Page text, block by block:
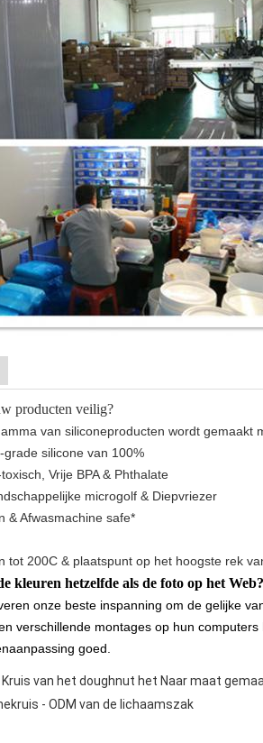
producten veilig?
van siliconeproducten wordt gemaakt
grade silicone van 100%
Vrije BPA & Phthalate
microgolf & Diepvriezer
& Afwasmachine safe*
tot 200C & plaatspunt op het hoogste rek
kleuren hetzelfde als de foto op het
onze beste inspanning om de gelijke
verschillende montages op hun
goed.
Kruis van het doughnut het Naar maat
- ODM van de lichaamszak